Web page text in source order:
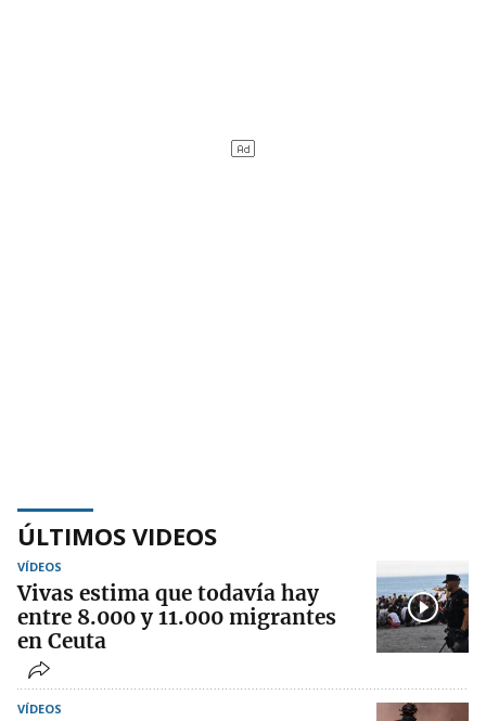
ÚLTIMOS VIDEOS
VÍDEOS
Vivas estima que todavía hay
entre 8.000 y 11.000 migrantes
en Ceuta
VÍDEOS